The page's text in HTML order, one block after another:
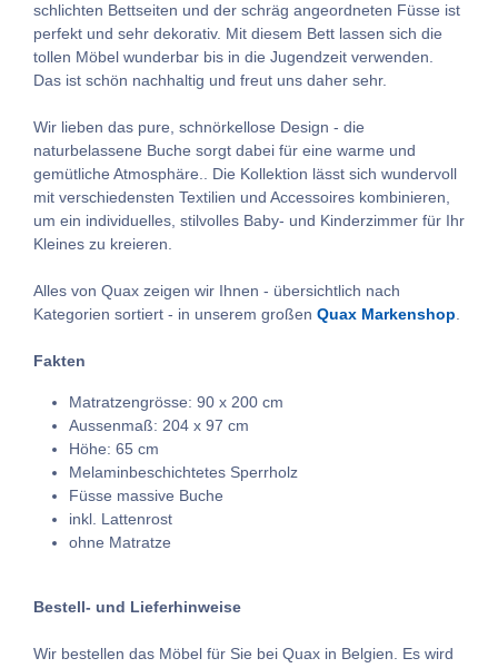
schlichten Bettseiten und der schräg angeordneten Füsse ist
perfekt und sehr dekorativ. Mit diesem Bett lassen sich die
tollen Möbel wunderbar bis in die Jugendzeit verwenden.
Das ist schön nachhaltig und freut uns daher sehr.
Wir lieben das pure, schnörkellose Design - die
naturbelassene Buche sorgt dabei für eine warme und
gemütliche Atmosphäre.. Die Kollektion lässt sich wundervoll
mit verschiedensten Textilien und Accessoires kombinieren,
um ein individuelles, stilvolles Baby- und Kinderzimmer für Ihr
Kleines zu kreieren.
Alles von Quax zeigen wir Ihnen - übersichtlich nach
Kategorien sortiert - in unserem großen Quax Markenshop.
Fakten
Matratzengrösse: 90 x 200 cm
Aussenmaß: 204 x 97 cm
Höhe: 65 cm
Melaminbeschichtetes Sperrholz
Füsse massive Buche
inkl. Lattenrost
ohne Matratze
Bestell- und Lieferhinweise
Wir bestellen das Möbel für Sie bei Quax in Belgien. Es wird